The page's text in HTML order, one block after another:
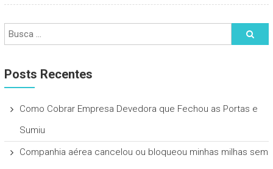
Posts Recentes
Como Cobrar Empresa Devedora que Fechou as Portas e
Sumiu
Companhia aérea cancelou ou bloqueou minhas milhas sem